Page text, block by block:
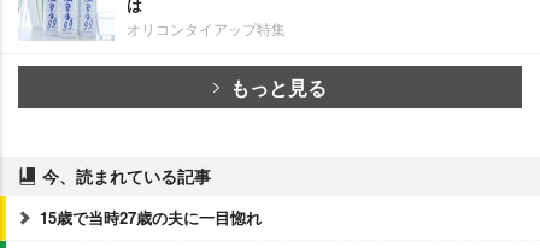
オリコンタイアップ特集
もっと見る
今、読まれている記事
15歳で当時27歳の夫に一目惚れ